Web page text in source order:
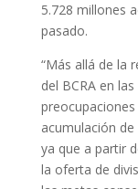
5.728 millones
pasado.
“Más allá de la
del BCRA en
acumulación
ya que a partir
la oferta de